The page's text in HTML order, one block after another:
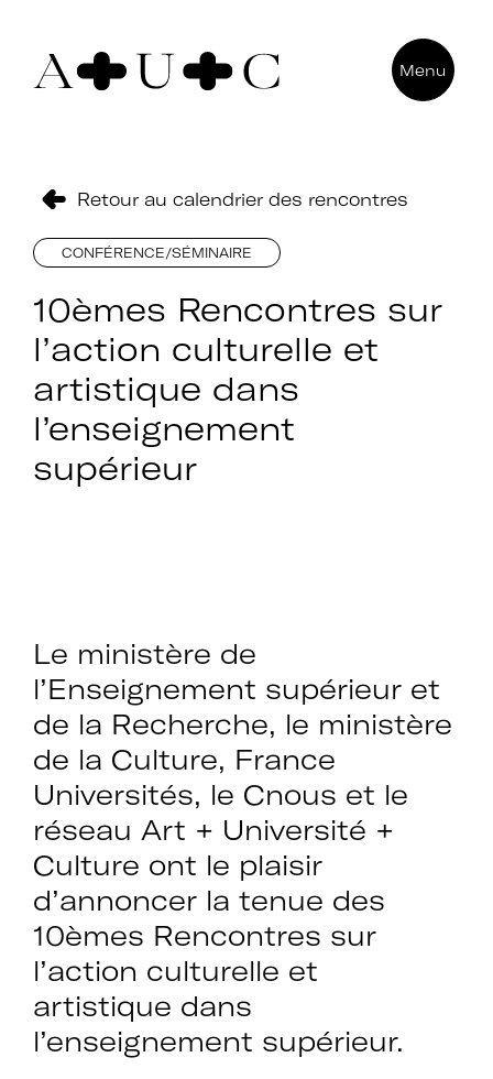
Pour nous contacter
92000 Nanterre
Rejoignez le réseau A+U+C
Menu
Retour au calendrier des rencontres
CONFÉRENCE/SÉMINAIRE
10èmes Rencontres sur
l’action culturelle et
artistique dans
l’enseignement
supérieur
Le ministère de
l’Enseignement supérieur et
de la Recherche, le ministère
de la Culture, France
Universités, le Cnous et le
réseau Art + Université +
Culture ont le plaisir
d’annoncer la tenue des
10èmes Rencontres sur
l’action culturelle et
artistique dans
l’enseignement supérieur.